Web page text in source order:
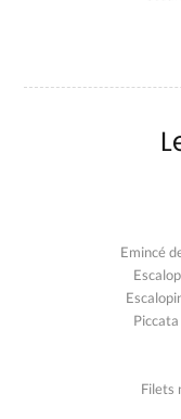
Emincé
Filets